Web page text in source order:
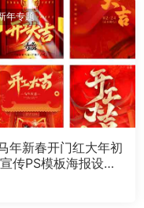
年专题
年新春开门红大年初
传PS模板海报设计